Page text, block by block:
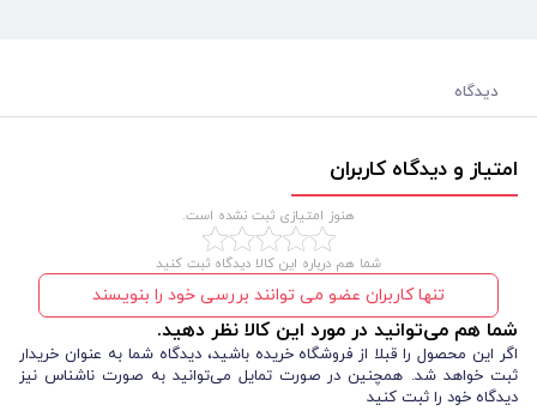
دیدگاه
امتیاز و دیدگاه کاربران
هنوز امتیازی ثبت نشده است.
شما هم درباره این کالا دیدگاه ثبت کنید
تنها کاربران عضو می توانند بررسی خود را بنویسند
شما هم می‌توانید در مورد این کالا نظر دهید.
اگر این محصول را قبلا از فروشگاه خریده باشید، دیدگاه شما به عنوان خریدار
ثبت خواهد شد. همچنین در صورت تمایل می‌توانید به صورت ناشناس نیز
دیدگاه خود را ثبت کنید